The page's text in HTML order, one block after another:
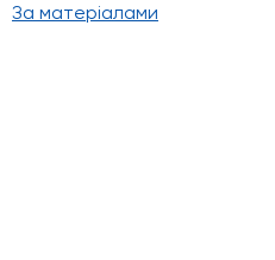
За матеріалами